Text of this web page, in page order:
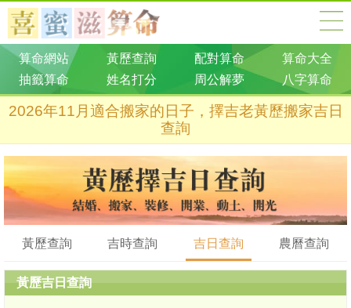
算命網站 黃歷查詢 配對算命
算命大全
抽籤算命
姓名打分 周公解夢 八字算命
2026年11月適合搬家的日子，擇吉老黃歷搬家吉日
查詢
黃歷查詢 吉時查詢 吉日查詢 農曆查詢
黃歷吉日查詢